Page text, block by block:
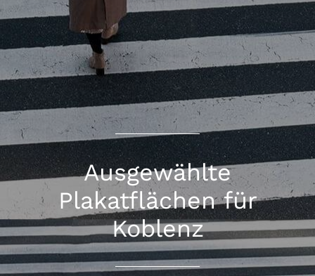
Ausgewählte
Plakatflächen für
Koblenz